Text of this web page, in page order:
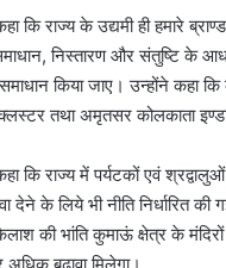
कि राज्य के उद्यमी ही हमारे
निस्तारण और संतुष्टि के
किया जाए। उन्होंने कहा कि
तथा अमृतसर कोलकाता
कि राज्य में पर्यटकों एवं
देने के लिये भी नीति निर्धारित
की भांति कुमाऊं क्षेत्र के